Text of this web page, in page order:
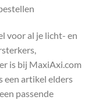
voor al je licht- en
is bij MaxiAxi.com
een artikel elders
passende